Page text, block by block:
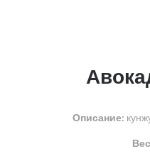
Описание: